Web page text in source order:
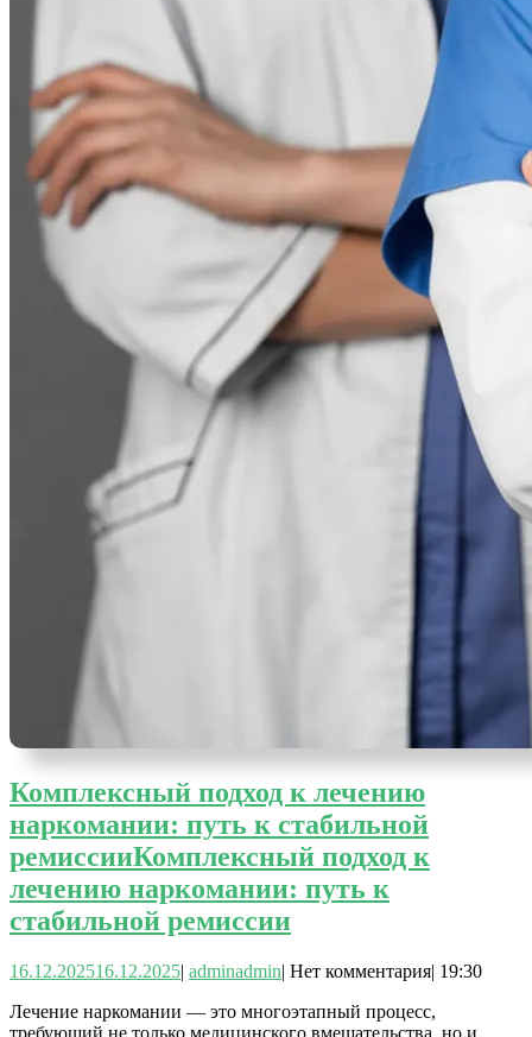
Комплексный подход к лечению
наркомании: путь к стабильной
ремиссииКомплексный подход к
лечению наркомании: путь к
стабильной ремиссии
16.12.202516.12.2025| adminadmin| Нет комментария| 19:30
Лечение наркомании — это многоэтапный процесс,
требующий не только медицинского вмешательства, но и